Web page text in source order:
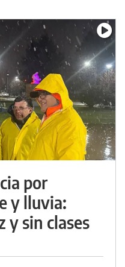
por
y lluvia:
y sin clases